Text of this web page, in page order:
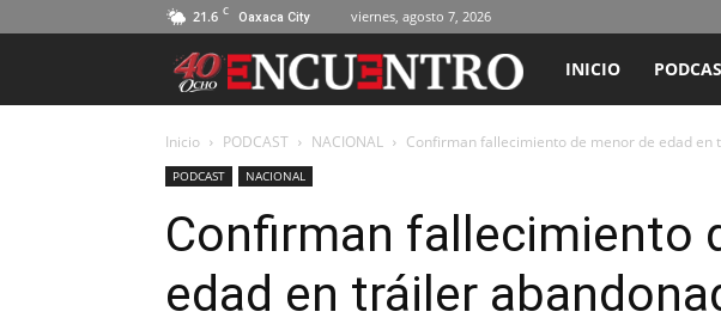
21.6 C Oaxaca City viernes, agosto 7, 2026
ENCUENTRO
RADIO
TELEVISIÓN
INICIO
Inicio PODCAST NACIONAL Confirman fallecimiento de menor de edad en
PODCAST NACIONAL
Confirman fallecimiento
edad en tráiler